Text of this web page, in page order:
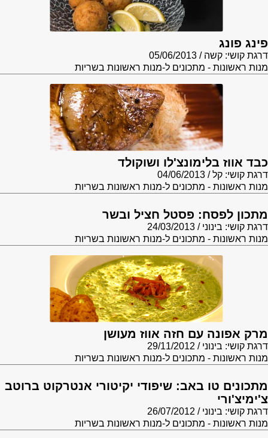
פינג פונג
דרגת קושי: קשה
05/06/2013
מנות ראשונות - מתכונים ל-מנות ראשונות בשריות
כבד אווז בלימונצ'לו ושוקולד
דרגת קושי: קל
04/06/2013
מנות ראשונות - מתכונים ל-מנות ראשונות בשריות
מתכון לפסח: פסטל חציל ובשר
דרגת קושי: בינוני
24/03/2013
מנות ראשונות - מתכונים ל-מנות ראשונות בשריות
מרק אפונה עם חזה אווז מעושן
דרגת קושי: בינוני
29/11/2012
מנות ראשונות - מתכונים ל-מנות ראשונות בשריות
מתכונים טו באב: שיפודי יקיטורי אנטרקוט ברוטב
צ'ימיצ'ורי
דרגת קושי: בינוני
26/07/2012
מנות ראשונות - מתכונים ל-מנות ראשונות בשריות